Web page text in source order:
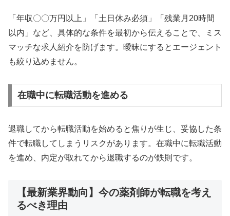
「年収〇〇万円以上」「土日休み必須」「残業月20時間
以内」など、具体的な条件を最初から伝えることで、ミス
マッチな求人紹介を防げます。曖昧にするとエージェント
も絞り込めません。
在職中に転職活動を進める
退職してから転職活動を始めると焦りが生じ、妥協した条
件で転職してしまうリスクがあります。在職中に転職活動
を進め、内定が取れてから退職するのが鉄則です。
【最新業界動向】今の薬剤師が転職を考え
るべき理由